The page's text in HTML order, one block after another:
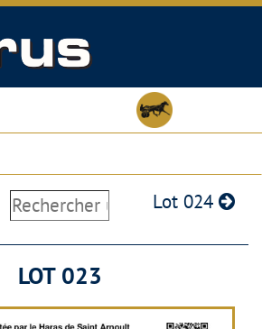
Lot 024
LOT 023